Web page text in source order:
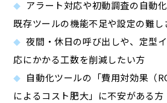
アラート対応や初動調査の自動
既存ツールの機能不足や設定の難
夜間・休日の呼び出しや、定型
応にかかる工数を削減したい方
自動化ツールの「費用対効果（
によるコスト肥大」に不安がある方